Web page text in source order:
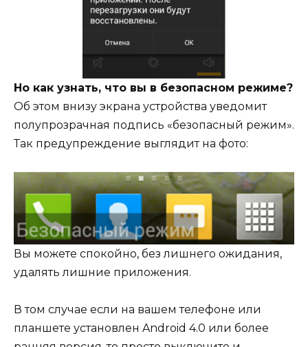
Но как узнать, что вы в безопасном режиме?
Об этом внизу экрана устройства уведомит
полупрозрачная подпись «безопасный режим».
Так предупреждение выглядит на фото:
Вы можете спокойно, без лишнего ожидания,
удалять лишние приложения.
В том случае если на вашем телефоне или
планшете установлен Android 4.0 или более